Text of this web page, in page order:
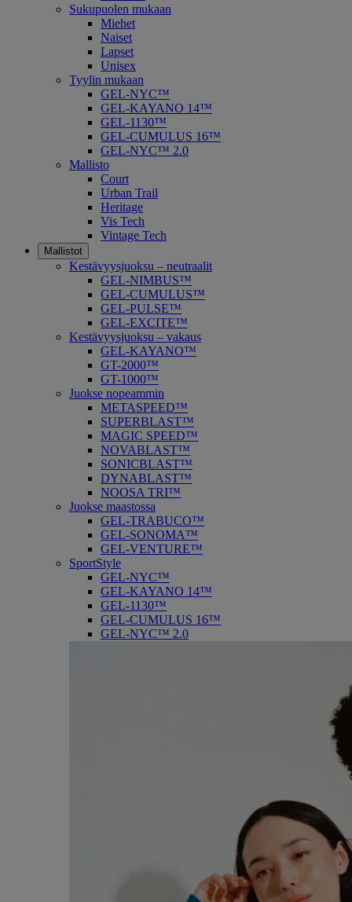
Sukupuolen mukaan
Miehet
Naiset
Lapset
Unisex
Tyylin mukaan
GEL-NYC™
GEL-KAYANO 14™
GEL-1130™
GEL-CUMULUS 16™
GEL-NYC™ 2.0
Mallisto
Court
Urban Trail
Heritage
Vis Tech
Vintage Tech
Mallistot
Kestävyysjuoksu – neutraalit
GEL-NIMBUS™
GEL-CUMULUS™
GEL-PULSE™
GEL-EXCITE™
Kestävyysjuoksu – vakaus
GEL-KAYANO™
GT-2000™
GT-1000™
Juokse nopeammin
METASPEED™
SUPERBLAST™
MAGIC SPEED™
NOVABLAST™
SONICBLAST™
DYNABLAST™
NOOSA TRI™
Juokse maastossa
GEL-TRABUCO™
GEL-SONOMA™
GEL-VENTURE™
SportStyle
GEL-NYC™
GEL-KAYANO 14™
GEL-1130™
GEL-CUMULUS 16™
GEL-NYC™ 2.0